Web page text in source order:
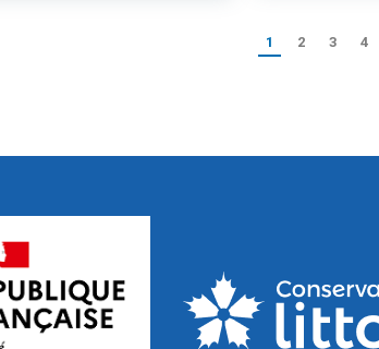
1 2 3 4